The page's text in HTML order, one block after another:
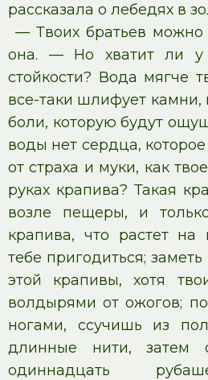
рассказала о лебедях в
— Твоих братьев можно
она. — Но хватит ли у
стойкости? Вода мягче
все-таки шлифует
боли, которую будут
воды нет сердца,
от страха и муки, как
руках крапива? Такая
возле пещеры, и
крапива, что растет
тебе пригодиться;
этой крапивы, хотя
волдырями от ожогов;
ногами, ссучишь из
длинные нити, затем
одиннадцать